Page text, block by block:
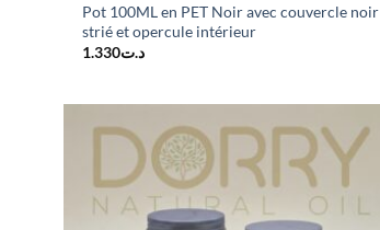
Pot 100ML en PET Noir avec couvercle noir
strié et opercule intérieur
د.ت1.330